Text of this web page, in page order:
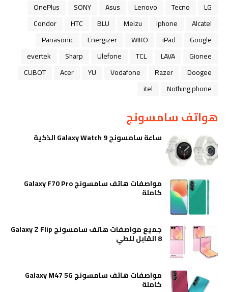
LG
Tecno
Lenovo
Asus
SONY
OnePlus
Alcatel
iphone
Meizu
BLU
HTC
Condor
Google
iPad
WIKO
Energizer
Panasonic
Gionee
LAVA
TCL
Ulefone
Sharp
evertek
Doogee
Razer
Vodafone
YU
Acer
CUBOT
Nothing phone
itel
هواتف سامسونج
ساعة سامسونج Galaxy Watch 9 الذكية
مواصفات هاتف سامسونج Galaxy F70 Pro
كاملة
جميع مواصفات هاتف سامسونج Galaxy Z Flip
8 القابل للطي
مواصفات هاتف سامسونج Galaxy M47 5G
كاملة